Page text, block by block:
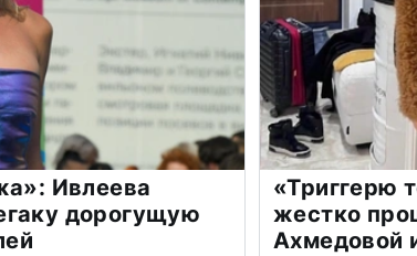
Ивлеева
дорогущую
«Триггерю
жестко
Ахмедовой